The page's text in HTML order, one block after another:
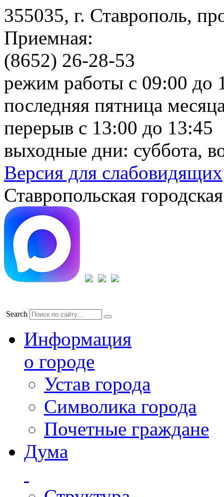
355035, г. Ставрополь,
Приемная:
(8652) 26-28-53
режим работы с 09:00 до
последняя пятница
перерыв с 13:00 до 13:45
выходные дни: суббота,
Версия для слабовидящих
Ставропольская
Search
Информация
о городе
Устав города
Символика города
Почетные граждане
Дума